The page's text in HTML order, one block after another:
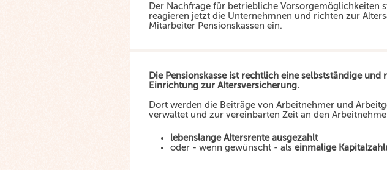
Der Nachfrage für betriebliche Vorsorgemöglichkeiten
reagieren jetzt die Unternehmnen und richten zur
Mitarbeiter Pensionskassen ein.
Die Pensionskasse ist rechtlich eine selbstständige und
Einrichtung zur Altersversicherung.
Dort werden die Beiträge von Arbeitnehmer und
verwaltet und zur vereinbarten Zeit an den
lebenslange Altersrente ausgezahlt
oder - wenn gewünscht - als einmalige